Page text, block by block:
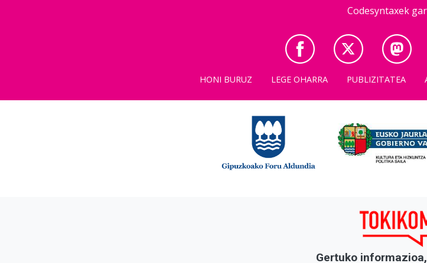
Codesyntaxek
HONI BURUZ LEGE OHARRA PUBLIZITATEA
Gertuko